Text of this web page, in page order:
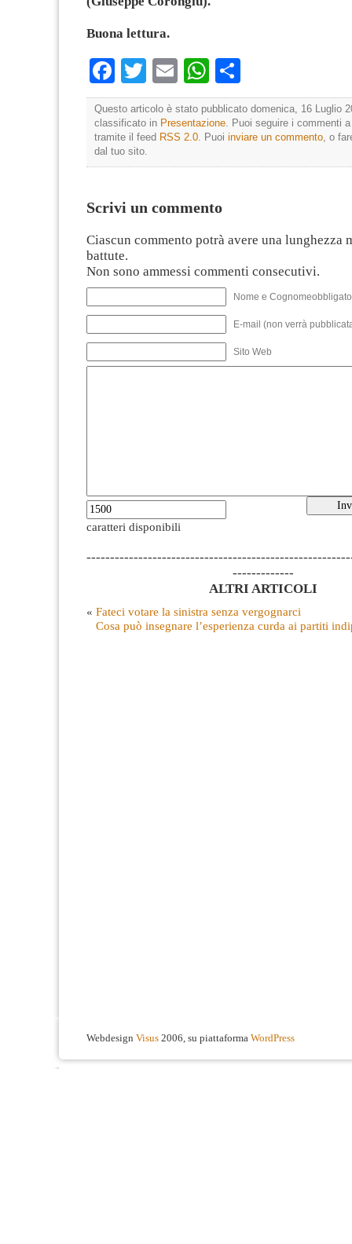
Buona lettura.
Facebook
TwitterEmailWhatsApp
Questo articolo è stato pubblicato domenica, 16 Luglio
classificato in Presentazione . Puoi seguire i commenti
tramite il feed RSS 2.0 . Puoi inviare un commento , o
dal tuo sito.
Scrivi un commento
Ciascun commento potrà avere una lunghezza
battute.
Non sono ammessi commenti consecutivi.
Nome e
E-mail (non verrà
Sito Web
caratteri disponibili
-------------
ALTRI ARTICOLI
« Fateci votare la sinistra senza vergognarci
Cosa può insegnare l’esperienza curda ai partiti
Webdesign Visus 2006, su piattaforma WordPress